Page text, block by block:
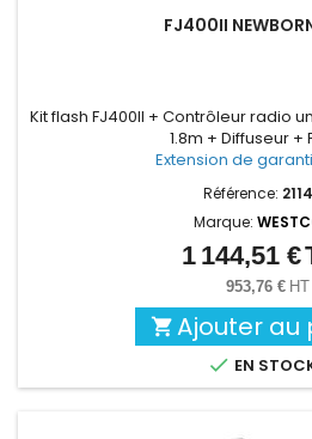
FJ400II
Kit flash FJ400II + Contrôleur radio
1.8m + Diffuseur +
Extension de
Référence:
Marque:
Prix
1 144,51 €
953,76 € HT
 Ajouter au
 EN